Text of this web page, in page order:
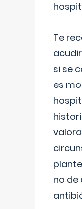
Te
si se
es
no